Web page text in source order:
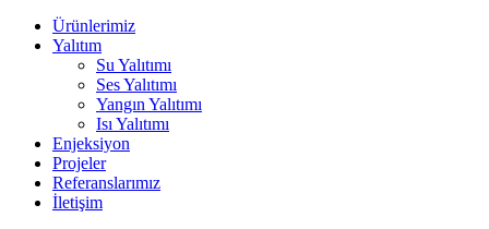
Ürünlerimiz
Yalıtım
Su Yalıtımı
Ses Yalıtımı
Yangın Yalıtımı
Isı Yalıtımı
Enjeksiyon
Projeler
Referanslarımız
İletişim